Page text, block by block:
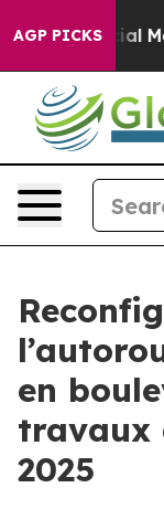
AGP PICKS
on Social Media
en
travaux
2025